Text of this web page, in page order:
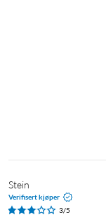
Stein
Verifisert kjøper
3/5